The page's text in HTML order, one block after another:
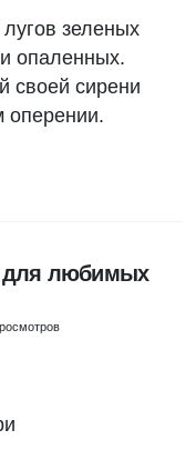
зеленых
опаленных.
своей сирени
оперении.
для любимых